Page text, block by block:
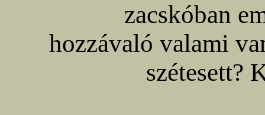
zacskóban
hozzávaló valami
szétesett?